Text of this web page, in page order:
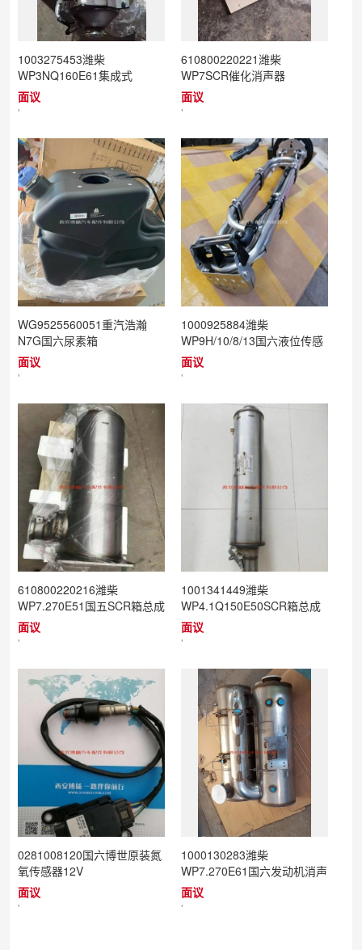
1003275453潍柴
WP3NQ160E61集成式
DOC_DPF_SCR总成
面议
'
610800220221潍柴
WP7SCR催化消声器
面议
'
WG9525560051重汽浩瀚
N7G国六尿素箱
面议
'
1000925884潍柴
WP9H/10/8/13国六液位传感
器总成（燃油车）
面议
'
610800220216潍柴
WP7.270E51国五SCR箱总成
面议
'
1001341449潍柴
WP4.1Q150E50SCR箱总成
面议
'
0281008120国六博世原装氮
氧传感器12V
面议
'
1000130283潍柴
WP7.270E61国六发动机消声
器总成（客车）
面议
'